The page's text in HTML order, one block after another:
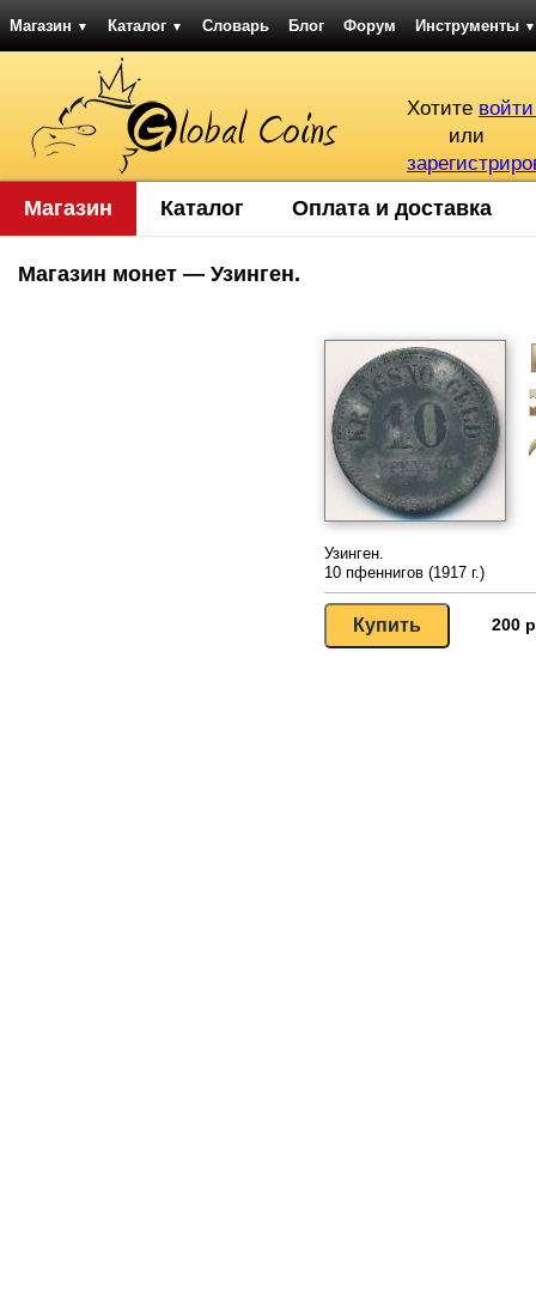
Магазин ▼ Каталог ▼ Словарь Блог Форум Инструменты ▼
Хотите
или
Магазин Каталог Оплата и доставка
Магазин монет — Узинген.
Узинген.
10 пфеннигов (1917 г.)
200